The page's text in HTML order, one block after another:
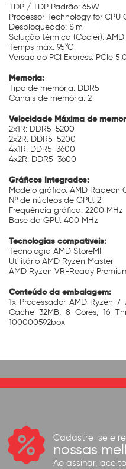
TDP / TDP Padrão: 65W
Processor Technology for CPU
Desbloqueado: Sim
Solução térmica (Cooler): AMD
Temps máx: 95°C
Versão do PCI Express: PCIe 5.0
Memória:
Tipo de memória: DDR5
Canais de memória: 2
Velocidade Máxima de
2x1R: DDR5-5200
2x2R: DDR5-5200
4x1R: DDR5-3600
4x2R: DDR5-3600
Gráficos Integrados:
Modelo gráfico: AMD Radeon
Nº de núcleos de GPU: 2
Frequência gráfica: 2200 MHz
Base da GPU: 400 MHz
Tecnologias compatíveis:
Tecnologia AMD StoreMI
Utilitário AMD Ryzen Master
AMD Ryzen VR-Ready
Conteúdo da embalagem:
1x Processador AMD Ryzen 7
Cache 32MB, 8 Cores, 16
100000592box
Cadastre-se e
nossas
Ao assinar,